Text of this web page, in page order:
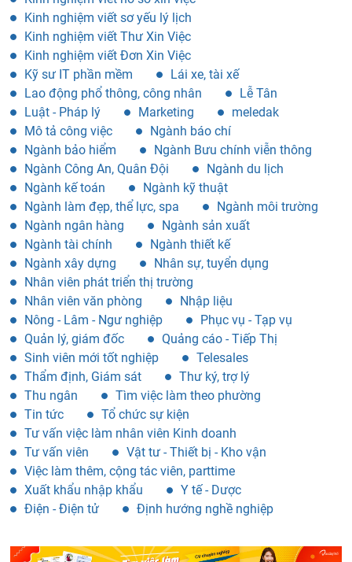
Kinh nghiệm viết sơ yếu lý lịch
Kinh nghiệm viết Thư Xin Việc
Kinh nghiệm viết Đơn Xin Việc
Kỹ sư IT phần mềm
Lái xe, tài xế
Lao động phổ thông, công nhân
Lễ Tân
Luật - Pháp lý
Marketing
meledak
Mô tả công việc
Ngành báo chí
Ngành bảo hiểm
Ngành Bưu chính viễn thông
Ngành Công An, Quân Đội
Ngành du lịch
Ngành kế toán
Ngành kỹ thuật
Ngành làm đẹp, thể lực, spa
Ngành môi trường
Ngành ngân hàng
Ngành sản xuất
Ngành tài chính
Ngành thiết kế
Ngành xây dựng
Nhân sự, tuyển dụng
Nhân viên phát triển thị trường
Nhân viên văn phòng
Nhập liệu
Nông - Lâm - Ngư nghiệp
Phục vụ - Tạp vụ
Quản lý, giám đốc
Quảng cáo - Tiếp Thị
Sinh viên mới tốt nghiệp
Telesales
Thẩm định, Giám sát
Thư ký, trợ lý
Thu ngân
Tìm việc làm theo phường
Tin tức
Tổ chức sự kiện
Tư vấn việc làm nhân viên Kinh doanh
Tư vấn viên
Vật tư - Thiết bị - Kho vận
Việc làm thêm, cộng tác viên, parttime
Xuất khẩu nhập khẩu
Y tế - Dược
Điện - Điện tử
Định hướng nghề nghiệp